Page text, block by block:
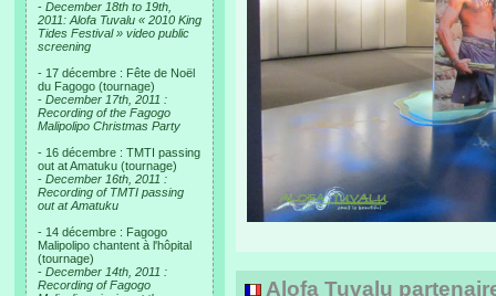
- December 18th to 19th,
2011: Alofa Tuvalu « 2010 King
Tides Festival » video public
screening
- 17 décembre : Fête de Noël
du Fagogo (tournage)
- December 17th, 2011 :
Recording of the Fagogo
Malipolipo Christmas Party
- 16 décembre : TMTI passing
out at Amatuku (tournage)
- December 16th, 2011 :
Recording of TMTI passing
out at Amatuku
- 14 décembre : Fagogo
Malipolipo chantent à l'hôpital
(tournage)
- December 14th, 2011 :
Recording of Fagogo
Alofa Tuvalu